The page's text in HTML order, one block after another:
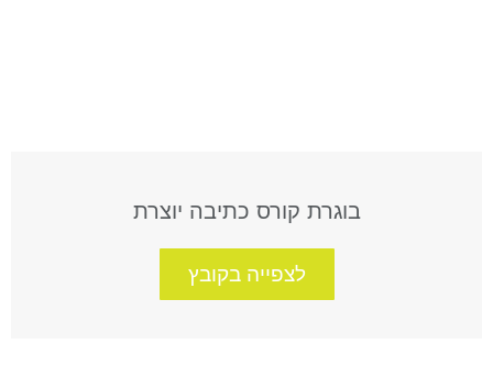
בוגרת קורס כתיבה יוצרת
לצפייה בקובץ